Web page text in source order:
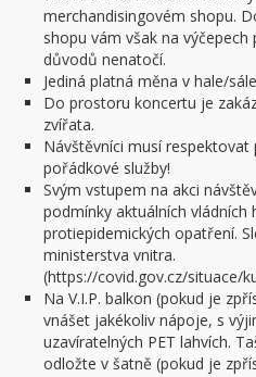
merchandisingovém shopu.
shopu vám však na výčepech
důvodů nenatočí.
Jediná platná měna v hale/
Do prostoru koncertu je
zvířata.
Návštěvníci musí
pořádkové služby!
Svým vstupem na akci
podmínky aktuálních vládních
protiepidemických opatření.
ministerstva vnitra.
(https://covid.gov.cz/situace/
Na V.I.P. balkon (pokud je
vnášet jakékoliv nápoje, s
uzavíratelných PET lahvích.
odložte v šatně (pokud je